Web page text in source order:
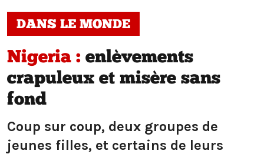
DANS LE MONDE
Nigeria : enlèvements
crapuleux et misère sans
fond
Coup sur coup, deux groupes de
jeunes filles, et certains de leurs